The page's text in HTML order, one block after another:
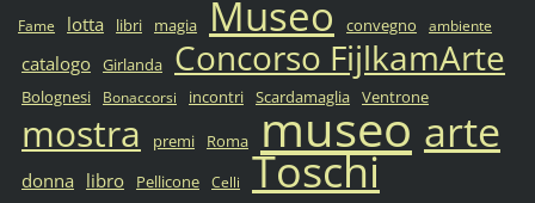
Fame
lotta libri magia Museo convegno ambiente
catalogo Girlanda Concorso FijlkamArte
Bolognesi Bonaccorsi incontri Scardamaglia Ventrone
mostra premi Roma museo arte
donna libro Pellicone Celli Toschi